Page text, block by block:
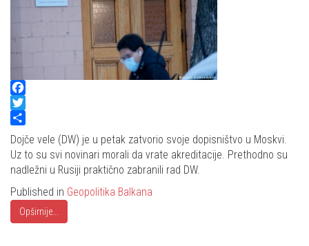
Facebook
Twitter
Share
Dojče vele (DW) je u petak zatvorio svoje dopisništvo u Moskvi.
Uz to su svi novinari morali da vrate akreditacije. Prethodno su
nadležni u Rusiji praktično zabranili rad DW.
Published in Geopolitika Balkana
Opširnije...